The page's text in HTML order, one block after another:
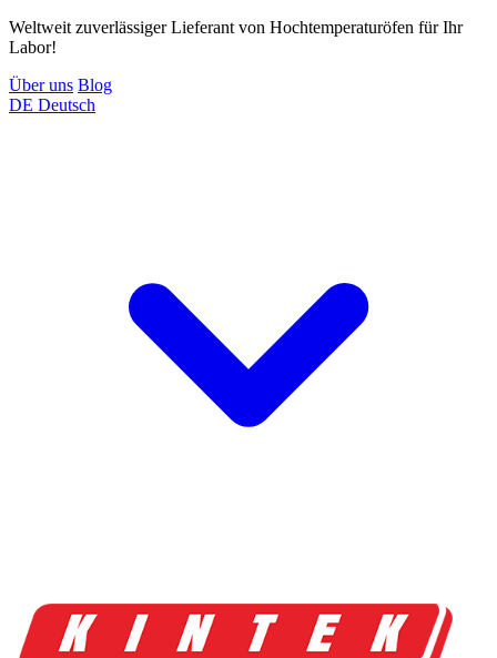
Weltweit zuverlässiger Lieferant von Hochtemperaturöfen für Ihr
Labor!
Über uns Blog
DE Deutsch